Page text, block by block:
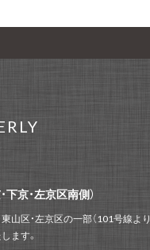
下京・左京区南側）
山区・左京区の一部（101号線より
ます。